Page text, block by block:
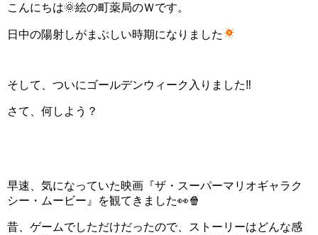
こんにちは🌞絵の町薬局のＷです。
日中の陽射しがまぶしい時期になりました
そして、ついにゴールデンウィーク入りました‼️
さて、何しよう？
早速、気になっていた映画『ザ・スーパーマリオギャラク
シー・ムービー』を観てきました👀🍿
昔、ゲームでしただけだったので、ストーリーはどんな感